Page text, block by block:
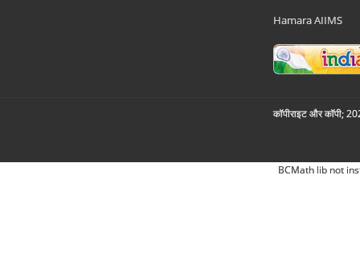
Hamara AIIMS
कॉपीराइट और कॉपी;
BCMath lib not